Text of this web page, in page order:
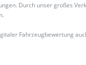
Durch unser großes
Fahrzeugbewertung